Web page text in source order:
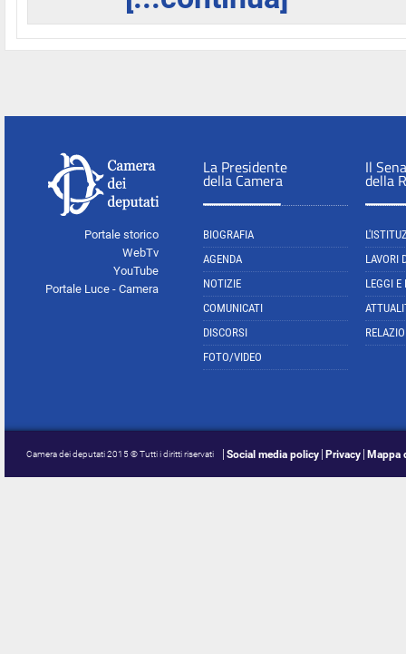
Portale storico
WebTv
YouTube
Portale Luce - Camera
La Presidente
della Camera
BIOGRAFIA
AGENDA
NOTIZIE
COMUNICATI
DISCORSI
FOTO/VIDEO
Il
della
LAVORI
LEGGI E
Camera dei deputati 2015 © Tutti i diritti riservati Social media policy Privacy Mappa